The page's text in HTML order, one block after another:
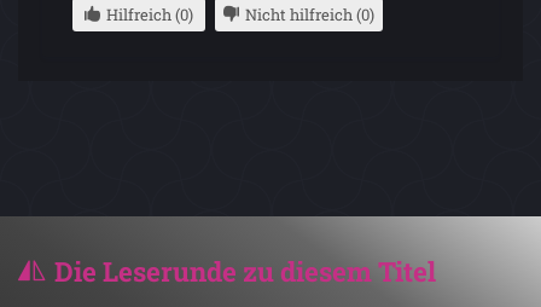
Hilfreich (0) Nicht hilfreich (0)
Die Leserunde zu diesem Titel